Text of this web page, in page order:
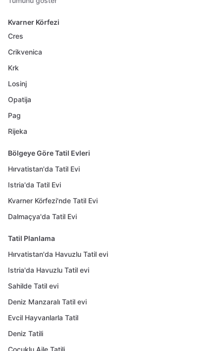
Kvarner Körfezi
Cres
Crikvenica
Krk
Losinj
Opatija
Pag
Rijeka
Bölgeye Göre Tatil Evleri
Hırvatistan'da Tatil Evi
Istria'da Tatil Evi
Kvarner Körfezi'nde Tatil Evi
Dalmaçya'da Tatil Evi
Tatil Planlama
Hırvatistan'da Havuzlu Tatil evi
Istria'da Havuzlu Tatil evi
Sahilde Tatil evi
Deniz Manzaralı Tatil evi
Evcil Hayvanlarla Tatil
Deniz Tatili
Çocuklu Aile Tatili